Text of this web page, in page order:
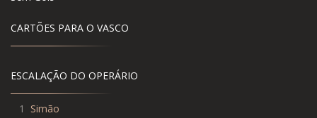
CARTÕES PARA O VASCO
ESCALAÇÃO DO OPERÁRIO
1
Simão